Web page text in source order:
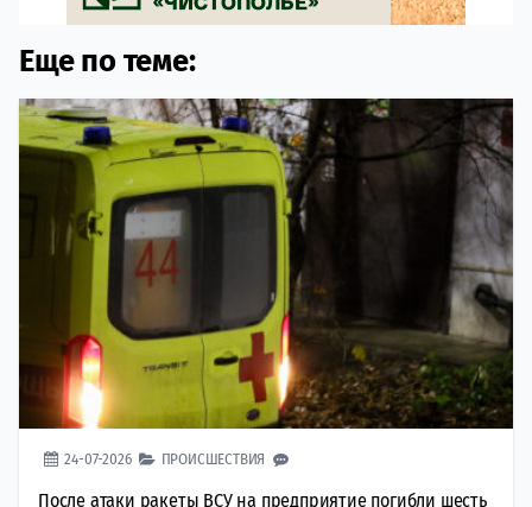
Еще по теме:
24-07-2026 ПРОИСШЕСТВИЯ
После атаки ракеты ВСУ на предприятие погибли шесть